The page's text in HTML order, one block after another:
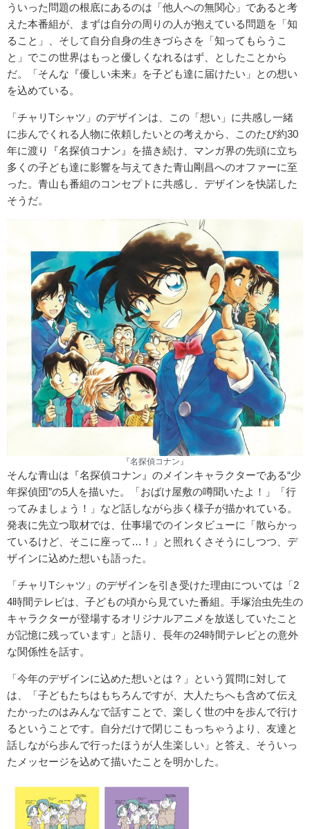
ういった問題の根底にあるのは「他人への無関心」であると考
えた本番組が、まずは自分の周りの人が抱えている問題を「知
ること」、そして自分自身の生きづらさを「知ってもらうこ
と」でこの世界はもっと優しくなれるはず、としたことから
だ。「そんな『優しい未来』を子ども達に届けたい」との想い
を込めている。
「チャリTシャツ」のデザインは、この「想い」に共感し一緒
に歩んでくれる人物に依頼したいとの考えから、このたび約30
年に渡り『名探偵コナン』を描き続け、マンガ界の先頭に立ち
多くの子ども達に影響を与えてきた青山剛昌へのオファーに至
った。青山も番組のコンセプトに共感し、デザインを快諾した
そうだ。
『名探偵コナン』
そんな青山は『名探偵コナン』のメインキャラクターである“少
年探偵団”の5人を描いた。「おばけ屋敷の噂聞いたよ！」「行
ってみましょう！」など話しながら歩く様子が描かれている。
発表に先立つ取材では、仕事場でのインタビューに「散らかっ
ているけど、そこに座って…！」と照れくさそうにしつつ、デ
ザインに込めた想いも語った。
「チャリTシャツ」のデザインを引き受けた理由については「2
4時間テレビは、子どもの頃から見ていた番組。手塚治虫先生の
キャラクターが登場するオリジナルアニメを放送していたこと
が記憶に残っています」と語り、長年の24時間テレビとの意外
な関係性を話す。
「今年のデザインに込めた想いとは？」という質問に対して
は、「子どもたちはもちろんですが、大人たちへも含めて伝え
たかったのはみんなで話すことで、楽しく世の中を歩んで行け
るということです。自分だけで閉じこもっちゃうより、友達と
話しながら歩んで行ったほうが人生楽しい」と答え、そういっ
たメッセージを込めて描いたことを明かした。